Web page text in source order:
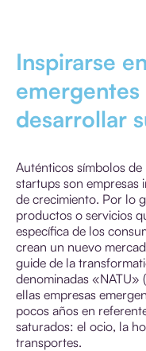
Inspirarse
desarrollar
Auténticos símbolos
startups son empresas
de crecimiento. Por lo
productos o servicios
específica de los
crean un nuevo
guide de la
denominadas «NATU»
ellas empresas
pocos años en
saturados: el ocio, la
transportes.